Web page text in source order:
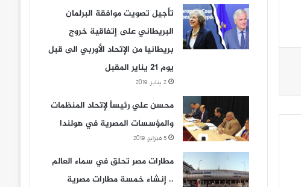
تأجيل تصويت موافقة البرلمان
البريطاني على إتفاقية خروج
بريطانيا من الإتحاد الأوربي الى قبل
يوم 21 يناير المقبل
2 يناير، 2019
محسن علي رئيساً لإتحاد المنظمات
والمؤسسات المصرية في هولندا
5 فبراير، 2019
مطارات مصر تحلق في سماء العالم
.. إنشاء خمسة مطارات مصرية